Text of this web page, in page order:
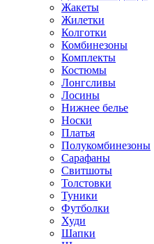
Жакеты
Жилетки
Колготки
Комбинезоны
Комплекты
Костюмы
Лонгсливы
Лосины
Нижнее белье
Носки
Платья
Полукомбинезоны
Сарафаны
Свитшоты
Толстовки
Туники
Футболки
Худи
Шапки